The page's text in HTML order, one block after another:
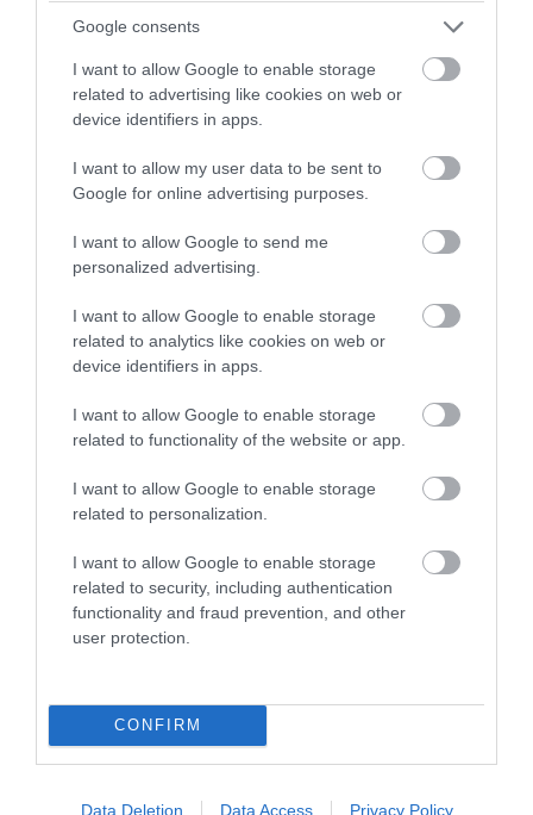
Google consents
I want to allow Google to enable storage
related to advertising like cookies on web or
device identifiers in apps.
I want to allow my user data to be sent to
Google for online advertising purposes.
I want to allow Google to send me
personalized advertising.
I want to allow Google to enable storage
related to analytics like cookies on web or
device identifiers in apps.
I want to allow Google to enable storage
related to functionality of the website or app.
I want to allow Google to enable storage
related to personalization.
I want to allow Google to enable storage
related to security, including authentication
functionality and fraud prevention, and other
user protection.
CONFIRM
Data Deletion Data Access Privacy Policy
PRONEWS.GR /ΔΙΕΘΝΗΣ ΑΣΦΑΛΕΙΑ
ΟΗΕ: «Στο υψηλότερο επίπεδο ο κίνδυνος
νέας μεγάλης σύγκρουσης στην Υεμένη»
PRONEWS.GR /ΕΣΩΤΕΡΙΚΗ ΑΣΦΑΛΕΙΑ
τραυματίστηκε με πατίνι στη Λάρισα –
Παραμένει διασωληνωμένος στη ΜΕΘ